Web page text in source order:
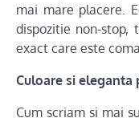
mai mare placere.
dispozitie non-stop,
exact care este
Culoare si eleganta
Cum scriam si mai